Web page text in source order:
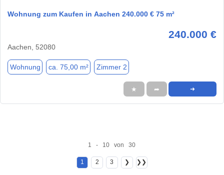
Wohnung zum Kaufen in Aachen 240.000 € 75 m²
240.000 €
Aachen, 52080
Wohnung ca. 75,00 m² Zimmer 2
★ ➦ ➜
1 - 10 von 30
1 2 3 ❯ ❯❯